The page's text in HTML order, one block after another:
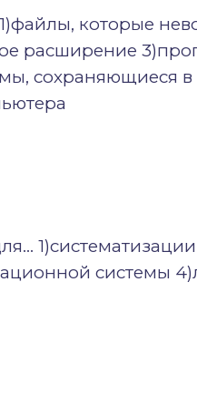
которые
расширение
сохраняющиеся в
системы